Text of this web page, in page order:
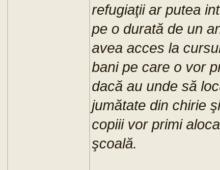
refugiaţii ar putea
pe o durată de un
avea acces la
bani pe care o vor
dacă au unde să
jumătate din chirie
copiii vor primi
şcoală.